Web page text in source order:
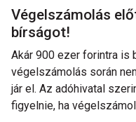
Végelszámolás
bírságot!
Akár 900 ezer forintra is
végelszámolás során
jár el. Az adóhivatal
figyelnie, ha